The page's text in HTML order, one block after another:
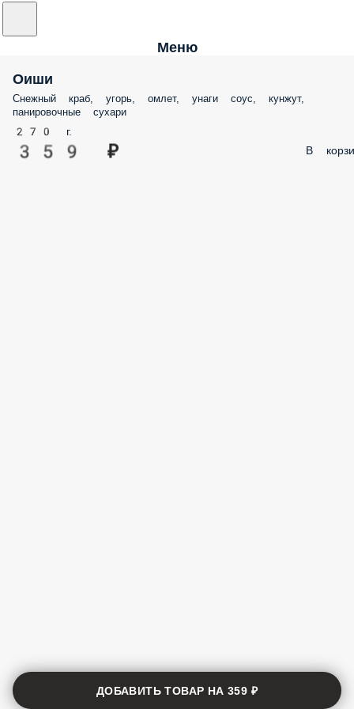
Меню
Оиши
Снежный краб, угорь, омлет, унаги соус, кунжут,
панировочные сухари
270 г.
359 ₽ В
ДОБАВИТЬ ТОВАР НА359 ₽